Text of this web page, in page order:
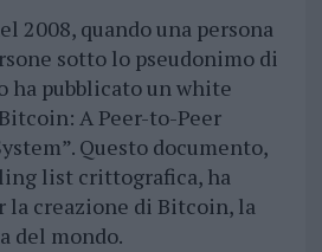
2008, quando una persona
sotto lo pseudonimo di
ha pubblicato un white
A Peer-to-Peer
Questo documento,
list crittografica, ha
la creazione di Bitcoin, la
del mondo.